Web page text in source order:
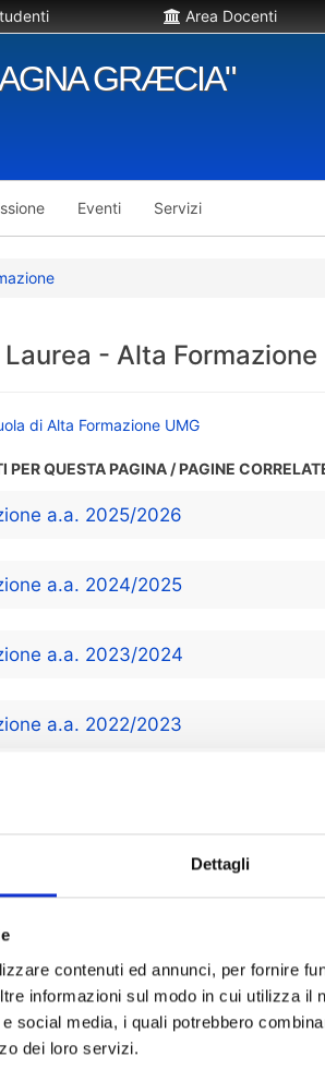
Dettagli
contenuti ed annunci, per fornire
informazioni sul modo in cui utilizza
social media, i quali potrebbero
dei loro servizi.
Area Docenti
GRÆCIA"
Eventi Servizi
- Alta Formazione
di Alta Formazione UMG
PER QUESTA PAGINA / PAGINE
a.a. 2025/2026
a.a. 2024/2025
a.a. 2023/2024
a.a. 2022/2023
a.a. 2020/2021
a.a. 2019/2020
a.a. 2018/2019